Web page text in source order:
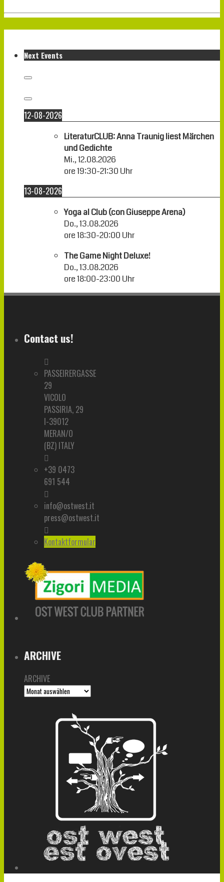
Next Events
12-08-2026
LiteraturCLUB: Anna Traunig liest Märchen
und Gedichte
Mi., 12.08.2026
ore19:30-21:30 Uhr
13-08-2026
Yoga al Club (con Giuseppe Arena)
Do., 13.08.2026
ore18:30-20:00 Uhr
The Game Night Deluxe!
Do., 13.08.2026
ore18:00-23:00 Uhr
Contact us!
PASSEIRERGASSE
29
VICOLO
PASSIRIA, 29
I-39012
MERAN/O
(BZ) ITALY
+39 0473
691 544
info@ostwest.it
press@ostwest.it
Kontaktformular
ARCHIVE
ARCHIVE